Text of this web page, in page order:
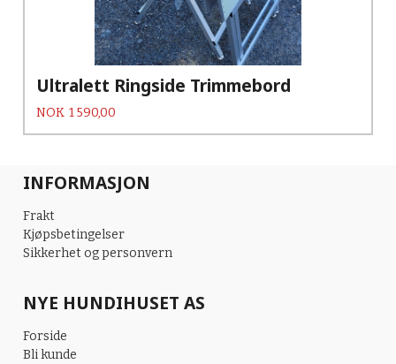
Ultralett Ringside Trimmebord
Pris
NOK 1 590,00
INFORMASJON
Frakt
Kjøpsbetingelser
Sikkerhet og personvern
NYE HUNDIHUSET AS
Forside
Bli kunde